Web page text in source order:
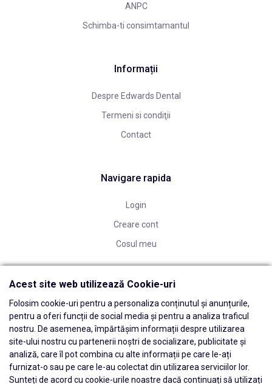
ANPC
Schimba-ti consimtamantul
Informații
Despre Edwards Dental
Termeni si condiţii
Contact
Navigare rapida
Login
Creare cont
Cosul meu
Acest site web utilizează Cookie-uri
Folosim cookie-uri pentru a personaliza conținutul și anunțurile,
pentru a oferi funcții de social media și pentru a analiza traficul
nostru. De asemenea, împărtășim informații despre utilizarea
site-ului nostru cu partenerii noștri de socializare, publicitate și
analiză, care îl pot combina cu alte informații pe care le-ați
furnizat-o sau pe care le-au colectat din utilizarea serviciilor lor.
Sunteți de acord cu cookie-urile noastre dacă continuați să utilizați